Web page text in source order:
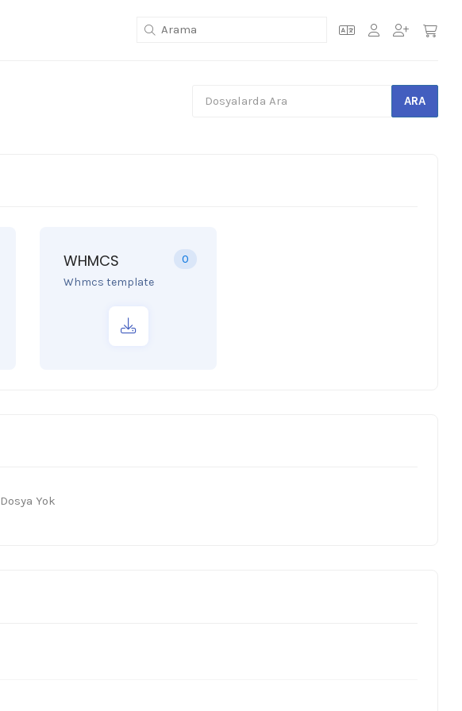
WHMCS
Whmcs template
0
Dosya Yok